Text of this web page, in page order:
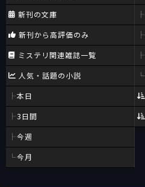
新刊の文庫
新刊から高評価のみ
ミステリ関連雑誌一覧
人気・話題の小説
本日
3日間
今週
今月